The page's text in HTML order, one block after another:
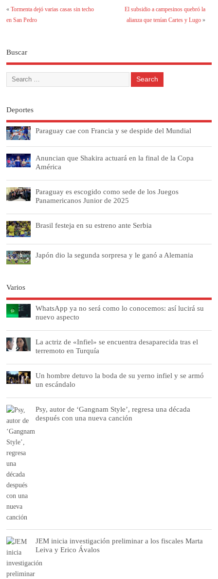
«Tormenta dejó varias casas sin techo
en San Pedro
El subsidio a campesinos quebró la
alianza que tenían Cartes y Lugo»
Buscar
Deportes
Paraguay cae con Francia y se despide del Mundial
Anuncian que Shakira actuará en la final de la Copa
América
Paraguay es escogido como sede de los Juegos
Panamericanos Junior de 2025
Brasil festeja en su estreno ante Serbia
Japón dio la segunda sorpresa y le ganó a Alemania
Varios
WhatsApp ya no será como lo conocemos: así lucirá su
nuevo aspecto
La actriz de «Infiel» se encuentra desaparecida tras el
terremoto en Turquía
Un hombre detuvo la boda de su yerno infiel y se armó
un escándalo
Psy, autor de ‘Gangnam Style’, regresa una década
después con una nueva canción
JEM inicia investigación preliminar a los fiscales Marta
Leiva y Erico Ávalos